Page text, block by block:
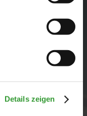
Details zeigen
Wenn
an